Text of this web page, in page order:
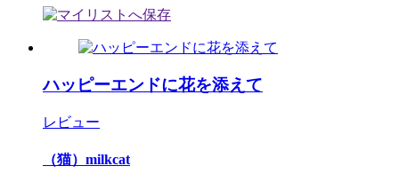
ハッピーエンドに花を添えて
レビュー
（猫）milkcat